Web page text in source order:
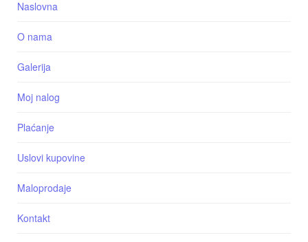
Naslovna
O nama
Galerija
Moj nalog
Plaćanje
Uslovi kupovine
Maloprodaje
Kontakt